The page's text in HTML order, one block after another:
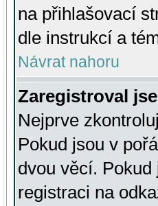
na přihlašovací
dle instrukcí a
Návrat nahoru
Zaregistroval
Nejprve
Pokud jsou v
dvou věcí.
registraci na